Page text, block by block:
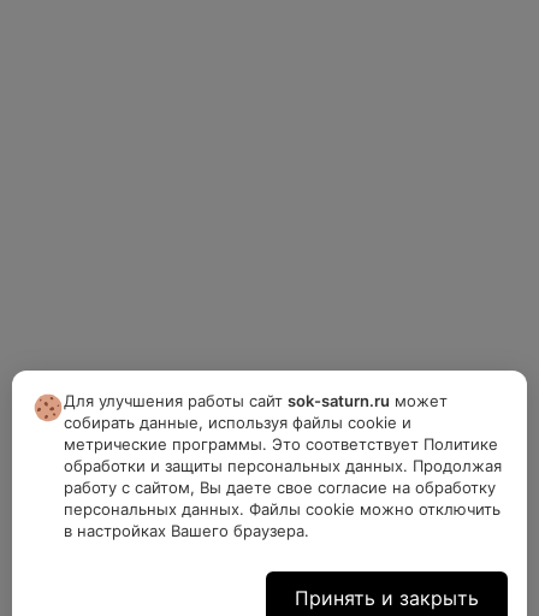
Для улучшения работы сайтsok-saturn.ru может
собирать данные, используя файлы cookie и
метрические программы. Это соответствует Политике
обработки и защиты персональных данных. Продолжая
работу с сайтом, Вы даете свое согласие на обработку
персональных данных. Файлы cookie можно отключить
в настройках Вашего браузера.
Принять и закрыть